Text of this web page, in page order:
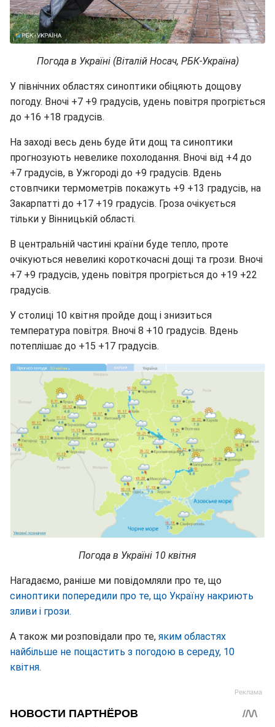
Погода в Україні (Віталій Носач, РБК-Україна)
У північних областях синоптики обіцяють дощову
погоду. Вночі +7 +9 градусів, удень повітря прогріється
до +16 +18 градусів.
На заході весь день буде йти дощ та синоптики
прогнозують невелике похолодання. Вночі від +4 до
+7 градусів, в Ужгороді до +9 градусів. Вдень
стовпчики термометрів покажуть +9 +13 градусів, на
Закарпатті до +17 +19 градусів. Гроза очікується
тільки у Вінницькій області.
В центральній частині країни буде тепло, проте
очікуються невеликі короткочасні дощі та грози. Вночі
+7 +9 градусів, удень повітря прогріється до +19 +22
градусів.
У столиці 10 квітня пройде дощ і знизиться
температура повітря. Вночі 8 +10 градусів. Вдень
потеплішає до +15 +17 градусів.
Погода в Україні 10 квітня
Нагадаємо, раніше ми повідомляли про те, що
синоптики попередили про те, що Україну накриють
зливи і грози.
А також ми розповідали про те, яким областях
найбільше не пощастить з погодою в середу, 10
квітня.